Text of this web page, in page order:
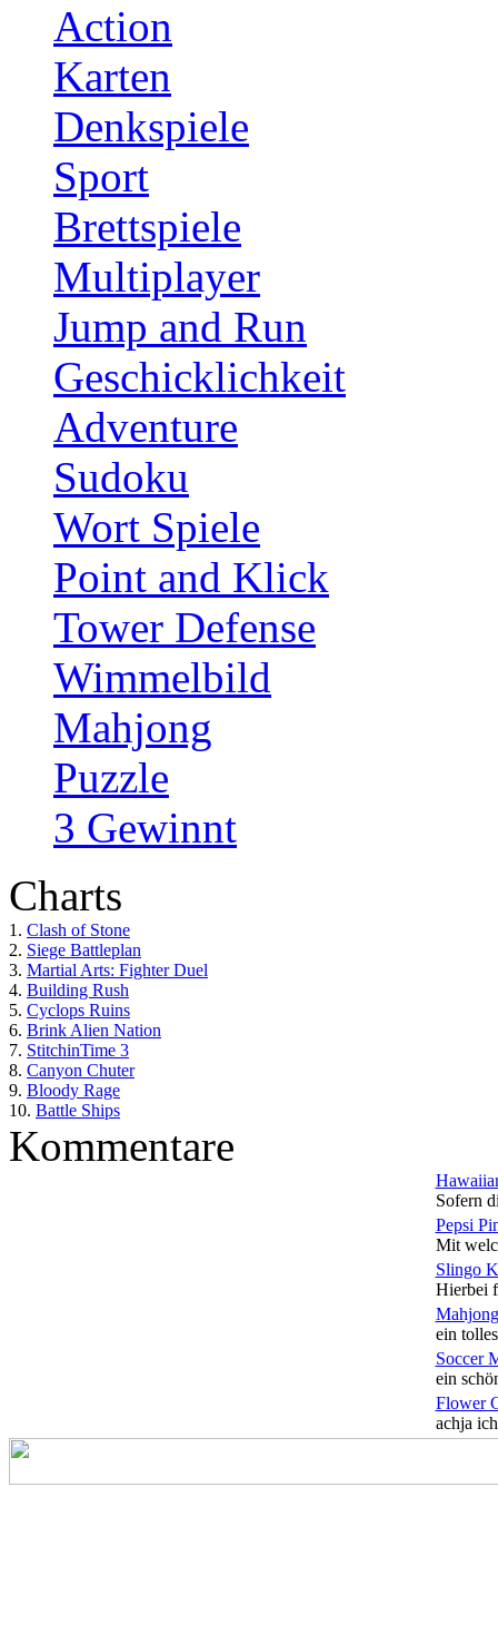
Action
Karten
Denkspiele
Sport
Brettspiele
Multiplayer
Jump and Run
Geschicklichkeit
Adventure
Sudoku
Wort Spiele
Point and Klick
Tower Defense
Wimmelbild
Mahjong
Puzzle
3 Gewinnt
Charts
1. Clash of Stone
2. Siege Battleplan
3. Martial Arts: Fighter Duel
4. Building Rush
5. Cyclops Ruins
6. Brink Alien Nation
7. StitchinTime 3
8. Canyon Chuter
9. Bloody Rage
10. Battle Ships
Kommentare
Sofern
Pepsi
Mit
Slingo
Hierbei
ein
Soccer
ein
Flower
achja